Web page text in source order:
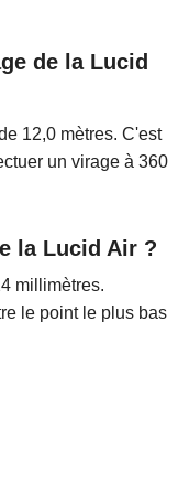
de la Lucid
12,0 mètres. C'est
un virage à 360
la Lucid Air ?
millimètres.
le point le plus bas